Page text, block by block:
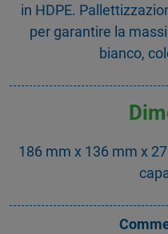
in HDPE.
per garantire la
bianco,
186 mm x 136 mm x